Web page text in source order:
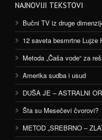
NAJNOVIJI TEKSTOVI
Bučni TV iz druge
12 saveta besmrtne Lujze
Metoda „Čaša vode“ za
Amerika sudba i usud
DUŠA JE – ASTRALNI
Šta su Mesečevi čvorovi?
METOD „SREBRNO –